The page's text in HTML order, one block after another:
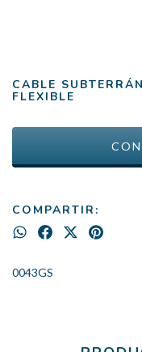
CABLE
FLEXIBLE
COMPARTIR:
0043GS